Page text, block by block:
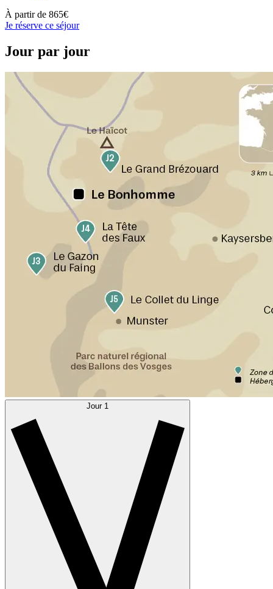
À partir de 865€
Je réserve ce séjour
Jour par jour
Jour 1